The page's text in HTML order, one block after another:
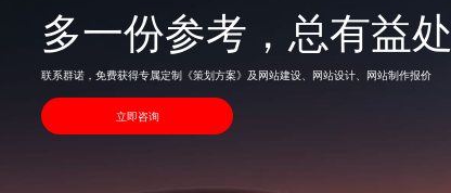
多一份参考，总有益处
联系群诺，免费获得专属定制《策划方案》及网站建设、网站设计、网站制作报价
立即咨询